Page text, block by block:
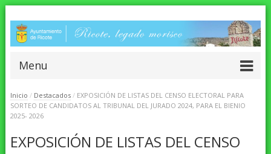
Menu
Inicio / Destacados / EXPOSICIÓN DE LISTAS DEL CENSO ELECTORAL PARA
SORTEO DE CANDIDATOS AL TRIBUNAL DEL JURADO 2024, PARA EL BIENIO
2025- 2026
EXPOSICIÓN DE LISTAS DEL CENSO